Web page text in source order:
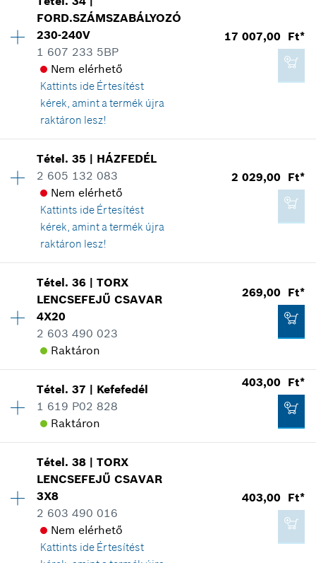
A feltüntetett árak ajánlott bruttó
kiskereskedelmi árak
403,00 Ft*
*A feltüntetett árak ajánlott bruttó
kiskereskedelmi árak
Kosárba teszem
Elérhetőség
Árcsoport:10
Tartalék alkatrész információ
Hol kerül használatra
Az ábrán látható
269,00 Ft*
*A feltüntetett árak ajánlott bruttó
kiskereskedelmi árak
FORD.SZÁMSZABÁLYOZÓ
230-240V
1 607 233 5BP
Nem elérhető
Kattints ide Értesítést
kérek, amint a termék újra
raktáron lesz!
17 007,00 Ft*
Elérhetőség 1
Árcsoport :38
Tartalék alkatrész információ
Hol kerül használatra
Az ábrán látható
17 007,00 Ft*
*A feltüntetett árak ajánlott bruttó
Tétel.35 | HÁZFEDÉL
2 605 132 083
Nem elérhető
Kattints ide Értesítést
kérek, amint a termék újra
raktáron lesz!
2 029,00 Ft*
Árcsoport :20
Tartalék alkatrész információ
Hol kerül használatra
Az ábrán látható
2 029,00 Ft*
kiskereskedelmi árak
Tétel.36 |TORX
LENCSEFEJŰ CSAVAR
4X20
2 603 490 023
Raktáron
269,00 Ft*
Elérhetőség 5
Árcsoport :10
Tartalék alkatrész információ
Hol kerül használatra
Az ábrán látható
269,00 Ft*
Tétel.37 | Kefefedél
1 619 P02 828
Raktáron
403,00 Ft*
Árcsoport :11
Hol kerül használatra
Az ábrán látható
Tétel.38 |TORX
LENCSEFEJŰ CSAVAR
3X8
2 603 490 016
Nem elérhető
Kattints ide Értesítést
403,00 Ft*